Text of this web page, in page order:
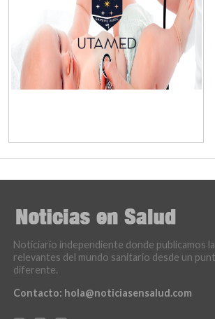
Noticiario independiente donde publicamos
relevantes del mundo sanitario desde un
diferente.
Contacto: hola@noticiasensalud.com